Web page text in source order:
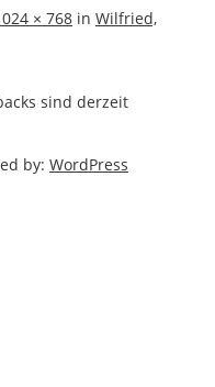
× 768 in Wilfried,
sind derzeit
by: WordPress